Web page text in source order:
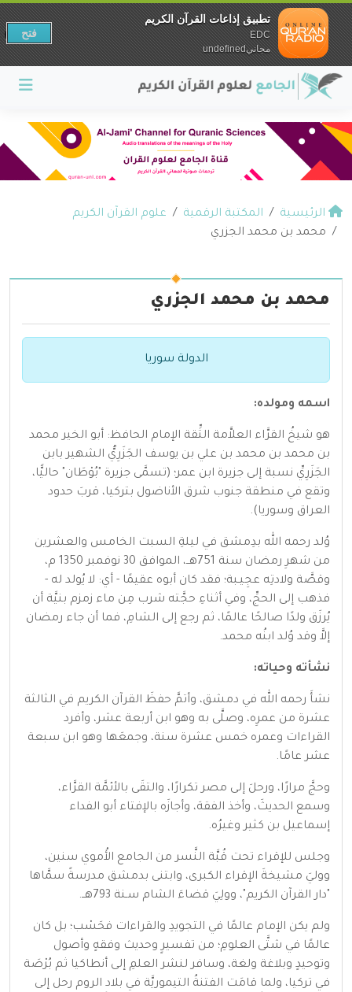
الرئيسية المكتبة الرقمية
علوم القرآن الكريم
محمد بن محمد الجزري
محمد بن محمد الجزري
الدولة سوريا
اسمه ومولده:
هو شيخُ القرَّاء العلاَّمة الثِّقة الإمام الحافظ: أبو الخير محمد
بن محمد بن محمد بن علي بن يوسف الجَزَرِيُّ الشهير بابن
الجَزَرِيِّ نسبة إلى جزيرة ابن عمر؛ (تسمَّى جزيرة "بُوْطَان" حاليًّا،
وتقع في منطقة جنوب شرق الأناضول بتركيا، قربَ حدود
العراق وسوريا).
وُلد رحمه الله بدِمشق في ليلةِ السبت الخامس والعشرين
من شهرِ رمضان سنة 751هــ، الموافق 30 نوفمبر 1350 م،
وقصَّة ولادتِه عجِيـبة؛ فقد كان أبوه عقيمًا - أي: لا يُولد له -
فذهب إلى الحجِّ، وفي أثناءِ حجَّته شرب مِن ماء زمزم بنيَّة أن
يُرزَق ولدًا صالحًا عالمًا، ثم رجع إلى الشامِ، فما أن جاء رمضان
إلاَّ وقد وُلد ابنُه محمد.
نشأته وحياته:
نشأَ رحمه الله في دمشق، وأتمَّ حفظَ القرآن الكريم في الثالثة
عشرة من عمرِه، وصلَّى به وهو ابن أربعة عشر، وأفرد
القراءات وعمره خمس عشرة سنة، وجمعَها وهو ابن سبعة
عشر عامًا.
وحجَّ مرارًا، ورحلَ إلى مصر تكرارًا، والتقَى بالأئمَّة القرَّاء،
وسمع الحديثَ، وأخذ الفقهَ، وأجازَه بالإفتاء أبو الفداء
إسماعيل بن كثير وغيرُه.
وجلس للإقراء تحت قُبَّة النَّسر من الجامع الأُموي سنين،
ووليَ مشيخةَ الإقراء الكبرى، وابتنى بدمشق مدرسةً سمَّاها
"دار القرآن الكريم"، وولِيَ قضاءَ الشام سـنة 793هــ.
ولم يكن الإمام عالمًا في التجويدِ والقراءات فحَسْب؛ بل كان
عالمًا في شتَّى العلومِ؛ من تفسيرٍ وحديث وفقهٍ وأصول
وتوحيدٍ وبلاغة ولغة، وسافر لنشر العلمِ إلى أنطاكيا ثم بُرْصَة
في تركيا، ولما قامَت الفتنةُ التيموريَّة في بلاد الروم رحل إلى
تطبيق إذاعات القرآن الكريم
EDC
مجانيundefined
فتح